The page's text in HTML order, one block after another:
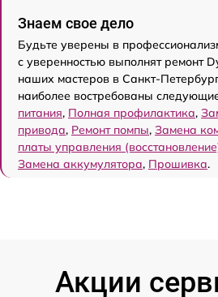
Знаем свое дело
Будьте уверены в
с уверенностью выполнят ремонт
наших мастеров в Санкт-
наиболее востребованы
питания, Полная профилактика,
привода, Ремонт помпы, Замена
платы управления
Замена аккумулятора, Прошивка.
Акции